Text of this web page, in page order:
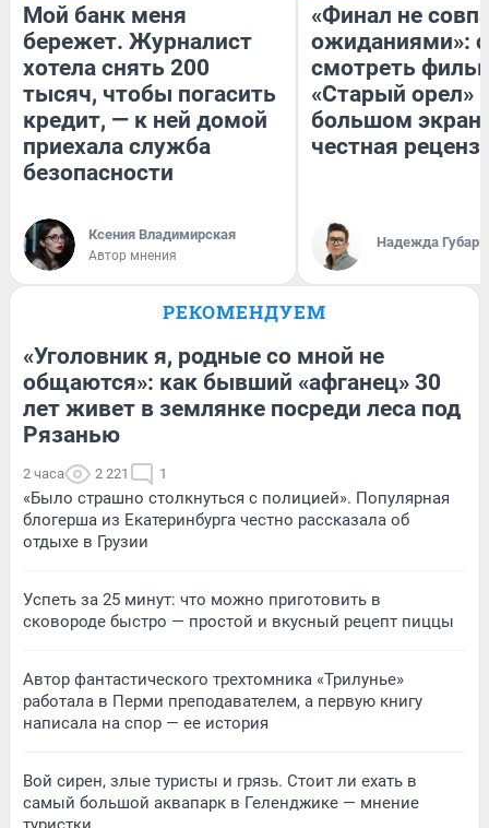
Мой банк меня
бережет. Журналист
хотела снять 200
тысяч, чтобы погасить
кредит, — к ней домой
приехала служба
безопасности
Ксения Владимирская
Автор мнения
«Финал не
ожиданиями»:
смотреть
«Старый орел»
большом
честная
Надежда Губарь
РЕКОМЕНДУЕМ
«Уголовник я, родные со мной не
общаются»: как бывший «афганец» 30
лет живет в землянке посреди леса под
Рязанью
2 часа 2 221 1
«Было страшно столкнуться с полицией». Популярная
блогерша из Екатеринбурга честно рассказала об
отдыхе в Грузии
Успеть за 25 минут: что можно приготовить в
сковороде быстро — простой и вкусный рецепт пиццы
Автор фантастического трехтомника «Трилунье»
работала в Перми преподавателем, а первую книгу
написала на спор — ее история
Вой сирен, злые туристы и грязь. Стоит ли ехать в
самый большой аквапарк в Геленджике — мнение